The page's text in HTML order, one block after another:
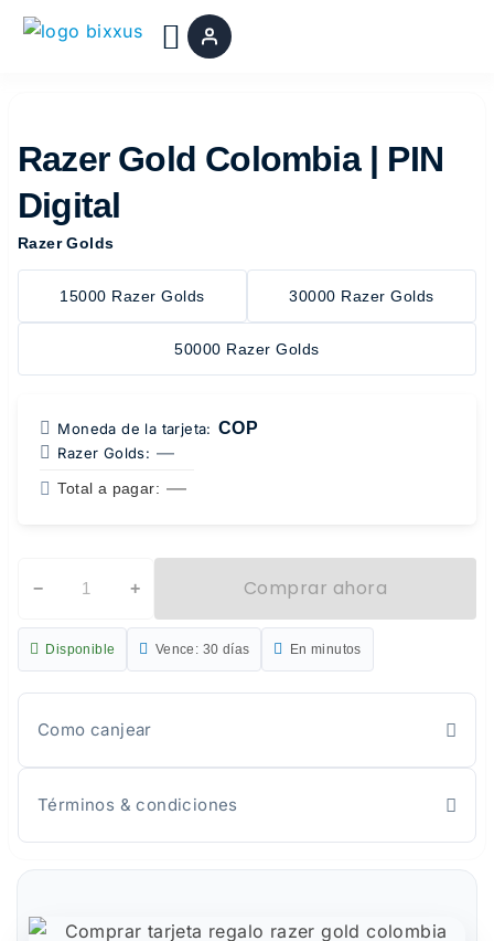
Razer Gold Colombia | PIN
Digital
Razer Golds
15000 Razer Golds 30000 Razer Golds
50000 Razer Golds
Moneda de la tarjeta: COP
Razer Golds: —
Total a pagar: —
− + Comprar ahora
Disponible Vence: 30 días En minutos
Como canjear
Términos & condiciones